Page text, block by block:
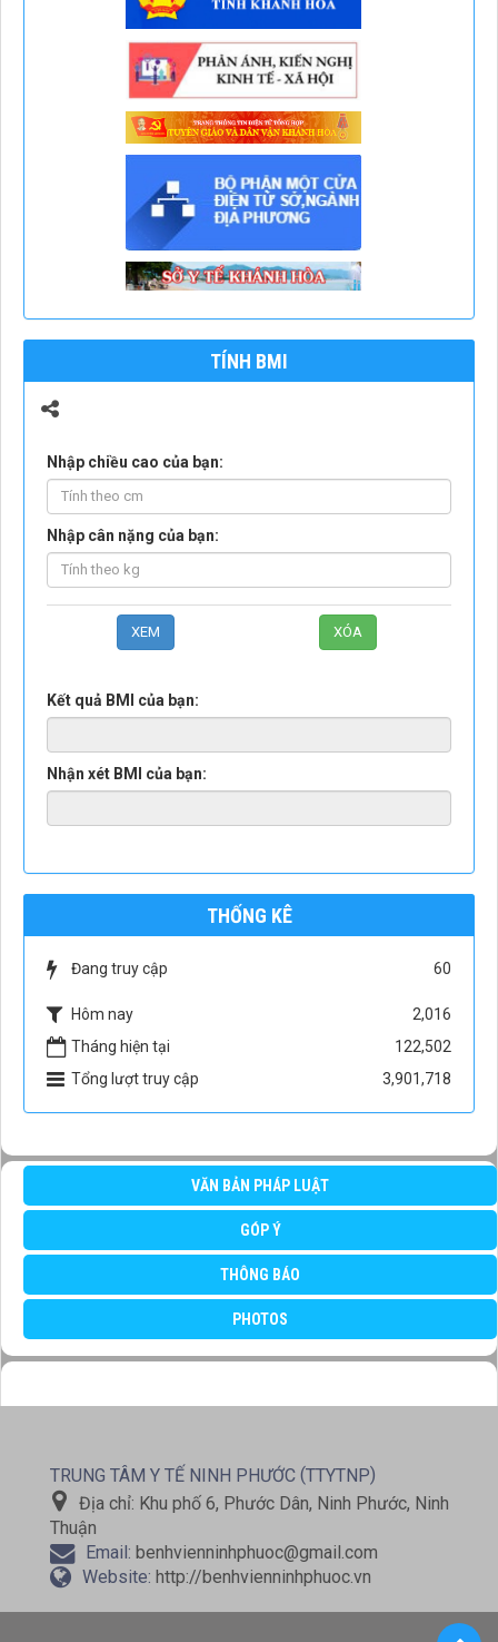
TÍNH BMI
Nhập chiều cao của bạn:
Nhập cân nặng của bạn:
Kết quả BMI của bạn:
Nhận xét BMI của bạn:
THỐNG KÊ
Đang truy cập 60
Hôm nay
2,016
Tháng hiện tại
122,502
Tổng lượt truy cập
3,901,718
VĂN BẢN PHÁP LUẬT
GÓP Ý
THÔNG BÁO
PHOTOS
TRUNG TÂM Y TẾ NINH PHƯỚC (TTYTNP)
Địa chỉ: Khu phố 6, Phước Dân, Ninh Phước, Ninh
Thuận
Email: benhvienninhphuoc@gmail.com
Website: http://benhvienninhphuoc.vn